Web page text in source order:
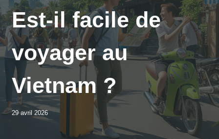
Est-il facile de
voyager au
Vietnam ?
29 avril 2026